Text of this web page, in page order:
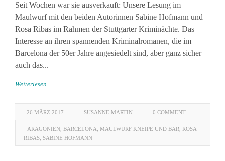
Seit Wochen war sie ausverkauft: Unsere Lesung im
Maulwurf mit den beiden Autorinnen Sabine Hofmann und
Rosa Ribas im Rahmen der Stuttgarter Kriminächte. Das
Interesse an ihren spannenden Kriminalromanen, die im
Barcelona der 50er Jahre angesiedelt sind, aber ganz sicher
auch das...
Weiterlesen …
26 MÄRZ 2017 SUSANNE MARTIN 0 COMMENT
ARAGONIEN BARCELONA MAULWURF KNEIPE UND BAR ROSA
RIBAS SABINE HOFMANN